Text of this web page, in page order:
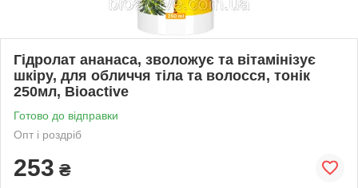
Гідролат ананаса, зволожує та вітамінізує
шкіру, для обличчя тіла та волосся, тонік
250мл, Bioactive
Готово до відправки
Опт і роздріб
253 ₴